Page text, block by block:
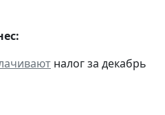
налог за декабрь